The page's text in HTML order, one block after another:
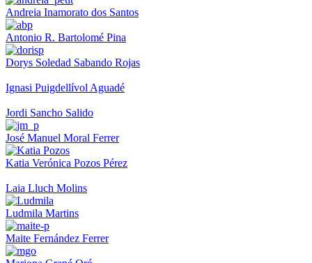
Andreia Inamorato dos Santos
Antonio R. Bartolomé Pina
Dorys Soledad Sabando Rojas
Ignasi Puigdellívol Aguadé
Jordi Sancho Salido
José Manuel Moral Ferrer
Katia Verónica Pozos Pérez
Laia Lluch Molins
Ludmila Martins
Maite Fernández Ferrer